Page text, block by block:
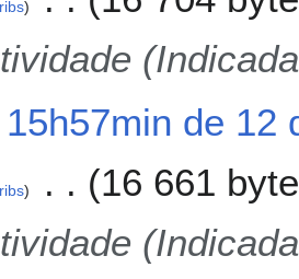
15h57min de 12
16 661